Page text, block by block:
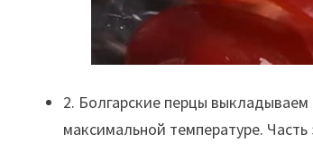
2. Болгарские перцы
максимальной температуре.